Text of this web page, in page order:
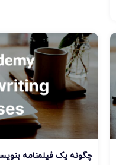
چگونه یک فیلمنامه بنویسیم 2 (توسعه